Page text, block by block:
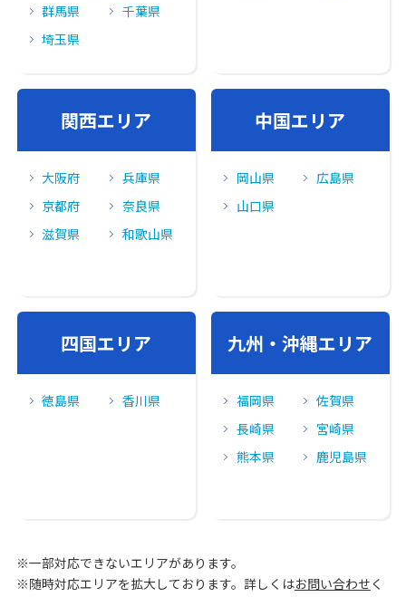
群馬県
千葉県
埼玉県
関⻄エリア
大阪府
兵庫県
京都府
奈良県
滋賀県
和歌山県
中国エリア
岡山県
広島県
山口県
四国エリア
徳島県 香川県
九州・沖縄エリア
福岡県
佐賀県
長崎県
宮崎県
熊本県
鹿児島県
※一部対応できないエリアがあります。
※随時対応エリアを拡大しております。詳しくはお問い合わせ く